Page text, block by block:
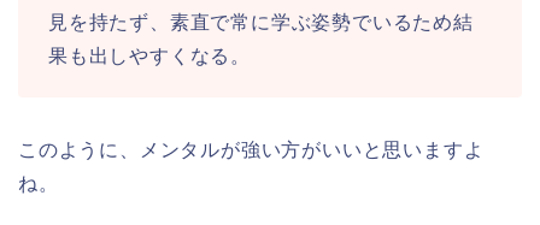
見を持たず、素直で常に学ぶ姿勢でいるため結
果も出しやすくなる。
このように、メンタルが強い方がいいと思いますよ
ね。